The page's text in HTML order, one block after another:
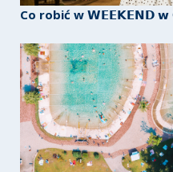
Co robić w 𝗪𝗘𝗘𝗞𝗘𝗡𝗗 𝘄